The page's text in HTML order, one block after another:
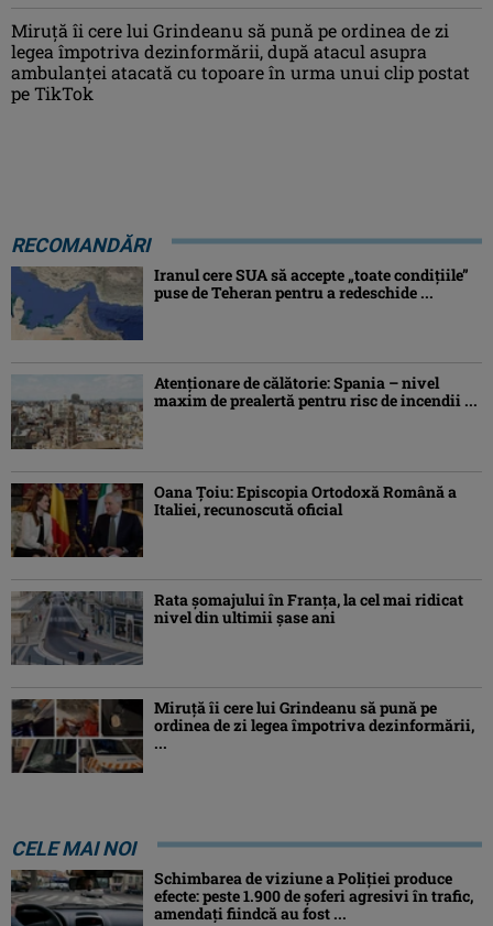
Miruţă îi cere lui Grindeanu să pună pe ordinea de zi
legea împotriva dezinformării, după atacul asupra
ambulanței atacată cu topoare în urma unui clip postat
pe TikTok
RECOMANDĂRI
Iranul cere SUA să accepte „toate condiţiile”
puse de Teheran pentru a redeschide ...
Atenţionare de călătorie: Spania – nivel
maxim de prealertă pentru risc de incendii ...
Oana Ţoiu: Episcopia Ortodoxă Română a
Italiei, recunoscută oficial
Rata şomajului în Franța, la cel mai ridicat
nivel din ultimii şase ani
Miruţă îi cere lui Grindeanu să pună pe
ordinea de zi legea împotriva dezinformării,
...
CELE MAI NOI
Schimbarea de viziune a Poliţiei produce
efecte: peste 1.900 de şoferi agresivi în trafic,
amendaţi fiindcă au fost ...